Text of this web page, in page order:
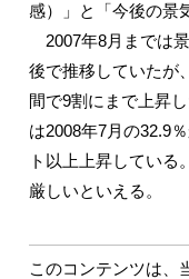
感）」と「今後の景
2007年8月までは
後で推移していたが
間で9割にまで上昇
は2008年7月の32.9
ト以上上昇している
厳しいといえる。
このコンテンツは、